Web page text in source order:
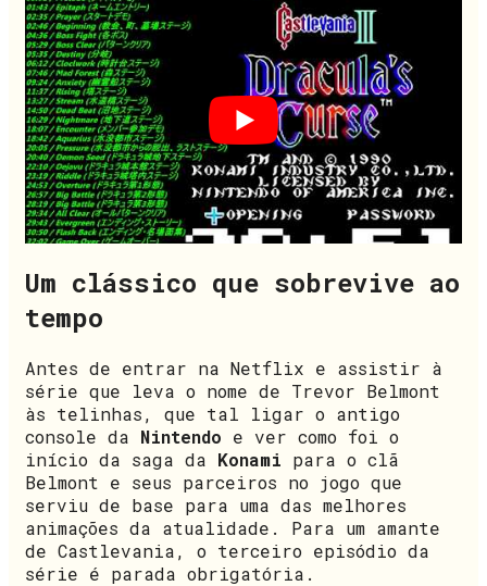
Um clássico que sobrevive ao
tempo
Antes de entrar na Netflix e assistir à
série que leva o nome de Trevor Belmont
às telinhas, que tal ligar o antigo
console da Nintendo e ver como foi o
início da saga da Konami para o clã
Belmont e seus parceiros no jogo que
serviu de base para uma das melhores
animações da atualidade. Para um amante
de Castlevania, o terceiro episódio da
série é parada obrigatória.